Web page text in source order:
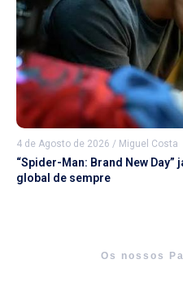
4 de Agosto de 2026 / Miguel Costa
“Spider-Man: Brand New
global de sempre
Os nossos